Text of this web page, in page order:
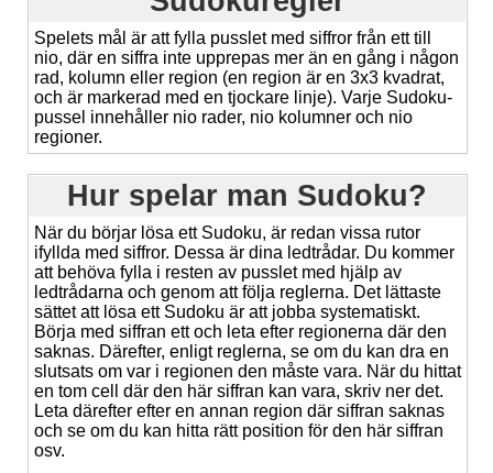
Spelets mål är att fylla pusslet med siffror från ett till
nio, där en siffra inte upprepas mer än en gång i någon
rad, kolumn eller region (en region är en 3x3 kvadrat,
och är markerad med en tjockare linje). Varje Sudoku-
pussel innehåller nio rader, nio kolumner och nio
regioner.
Hur spelar man Sudoku?
När du börjar lösa ett Sudoku, är redan vissa rutor
ifyllda med siffror. Dessa är dina ledtrådar. Du kommer
att behöva fylla i resten av pusslet med hjälp av
ledtrådarna och genom att följa reglerna. Det lättaste
sättet att lösa ett Sudoku är att jobba systematiskt.
Börja med siffran ett och leta efter regionerna där den
saknas. Därefter, enligt reglerna, se om du kan dra en
slutsats om var i regionen den måste vara. När du hittat
en tom cell där den här siffran kan vara, skriv ner det.
Leta därefter efter en annan region där siffran saknas
och se om du kan hitta rätt position för den här siffran
osv.